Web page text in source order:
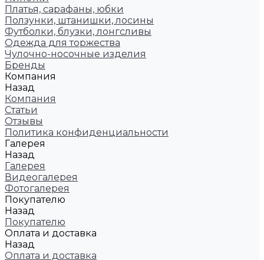
Платья, сарафаны, юбки
Ползунки, штанишки, лосины
Футболки, блузки, лонгсливы
Одежда для торжества
Чулочно-носочные изделия
Бренды
Компания
Назад
Компания
Статьи
Отзывы
Политика конфиденциальности
Галерея
Назад
Галерея
Видеогалерея
Фотогалерея
Покупателю
Назад
Покупателю
Оплата и доставка
Назад
Оплата и доставка